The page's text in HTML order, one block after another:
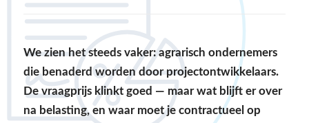
We zien het steeds vaker: agrarisch ondernemers
die benaderd worden door projectontwikkelaars.
De vraagprijs klinkt goed — maar wat blijft er over
na belasting, en waar moet je contractueel op